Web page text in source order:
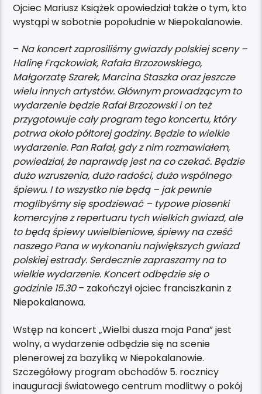
Ojciec Mariusz Książek opowiedział także o tym, kto
wystąpi w sobotnie popołudnie w Niepokalanowie.
– Na koncert zaprosiliśmy gwiazdy polskiej sceny –
Halinę Frąckowiak, Rafała Brzozowskiego,
Małgorzatę Szarek, Marcina Staszka oraz jeszcze
wielu innych artystów. Głównym prowadzącym to
wydarzenie będzie Rafał Brzozowski i on też
przygotowuje cały program tego koncertu, który
potrwa około półtorej godziny. Będzie to wielkie
wydarzenie. Pan Rafał, gdy z nim rozmawiałem,
powiedział, że naprawdę jest na co czekać. Będzie
dużo wzruszenia, dużo radości, dużo wspólnego
śpiewu. I to wszystko nie będą – jak pewnie
moglibyśmy się spodziewać – typowe piosenki
komercyjne z repertuaru tych wielkich gwiazd, ale
to będą śpiewy uwielbieniowe, śpiewy na cześć
naszego Pana w wykonaniu największych gwiazd
polskiej estrady. Serdecznie zapraszamy na to
wielkie wydarzenie. Koncert odbędzie się o
godzinie 15.30– zakończył ojciec franciszkanin z
Niepokalanowa.
Wstęp na koncert „Wielbi dusza moja Pana” jest
wolny, a wydarzenie odbędzie się na scenie
plenerowej za bazyliką w Niepokalanowie.
Szczegółowy program obchodów 5. rocznicy
inauguracji światowego centrum modlitwy o pokój